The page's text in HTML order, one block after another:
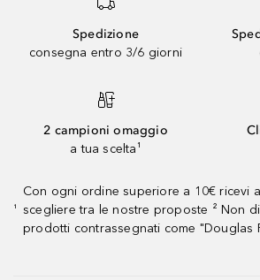
Spedizione
consegna entro 3/6 giorni
2 campioni omaggio
a tua scelta¹
¹
Con ogni ordine superiore a 10€ ricevi
scegliere tra le nostre proposte ² Non
prodotti contrassegnati come "Douglas